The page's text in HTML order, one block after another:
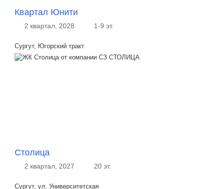
Квартал Юнити
2 квартал, 2028 1-9 эт.
Сургут, Югорский тракт
Столица
2 квартал, 2027 20 эт.
Сургут, ул. Университетская